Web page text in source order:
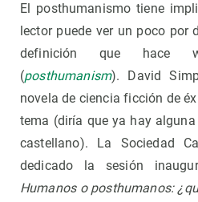
El posthumanismo tiene
lector puede ver un poco por
definición que hace
(posthumanism). David
novela de ciencia ficción de
tema (diría que ya hay
castellano). La Sociedad
dedicado la sesión
Humanos o posthumanos: